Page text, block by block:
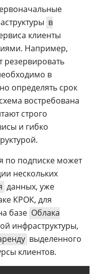
в
клиенты
Например,
резервировать
в
определять срок
востребована
строго
и гибко
по подписке может
нескольких
данных, уже
КРОК, для
базе Облака
инфраструктуры,
выделенного
клиентов.